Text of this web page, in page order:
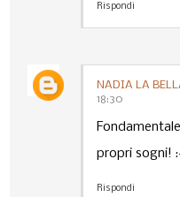
Rispondi
NADIA LA
18:30
propri sogni!
Rispondi